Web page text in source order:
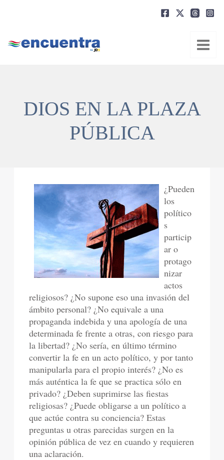
DIOS EN LA PLAZA
PÚBLICA
¿Pueden
los
político
s
particip
ar o
protago
nizar
actos
religiosos? ¿No supone eso una invasión del
ámbito personal? ¿No equivale a una
propaganda indebida y una apología de una
determinada fe frente a otras, con riesgo para
la libertad? ¿No sería, en último término
convertir la fe en un acto político, y por tanto
manipularla para el propio interés? ¿No es
más auténtica la fe que se practica sólo en
privado? ¿Deben suprimirse las fiestas
religiosas? ¿Puede obligarse a un político a
que actúe contra su conciencia? Estas
preguntas u otras parecidas surgen en la
opinión pública de vez en cuando y requieren
una aclaración.